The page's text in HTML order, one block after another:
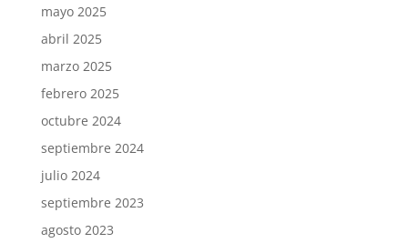
mayo 2025
abril 2025
marzo 2025
febrero 2025
octubre 2024
septiembre 2024
julio 2024
septiembre 2023
agosto 2023